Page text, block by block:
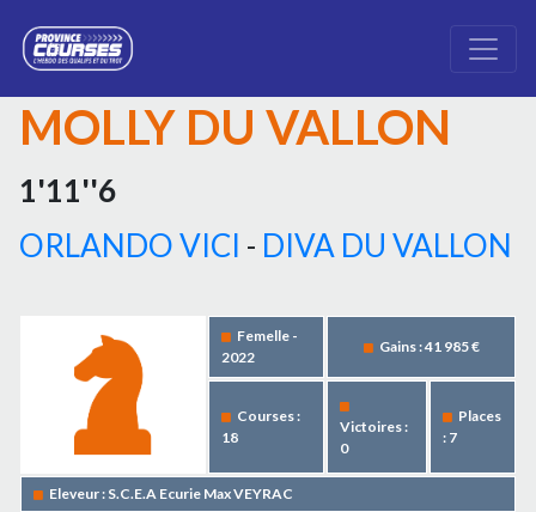
MOLLY DU VALLON
1'11''6
ORLANDO VICI - DIVA DU VALLON
Femelle -
2022
Gains : 41 985 €
Courses :
18
Victoires :
0
Places
: 7
Eleveur : S.C.E.A Ecurie Max VEYRAC